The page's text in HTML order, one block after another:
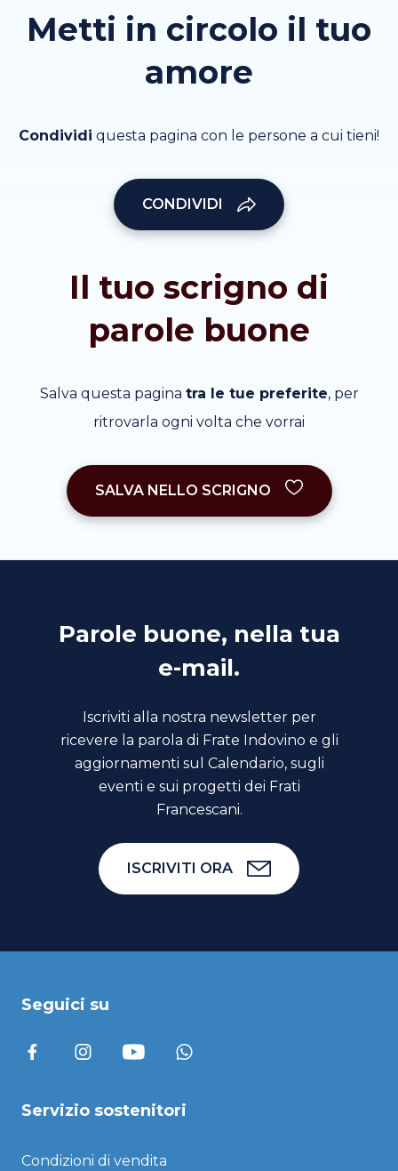
Metti in circolo il tuo
amore
Condividi questa pagina con le persone a cui tieni!
CONDIVIDI
Il tuo scrigno di
parole buone
Salva questa pagina tra le tue preferite, per
ritrovarla ogni volta che vorrai
SALVA NELLO SCRIGNO
Parole buone, nella tua
e-mail.
Iscriviti alla nostra newsletter per
ricevere la parola di Frate Indovino e gli
aggiornamenti sul Calendario, sugli
eventi e sui progetti dei Frati
Francescani.
ISCRIVITI ORA
Seguici su
Servizio sostenitori
Condizioni di vendita